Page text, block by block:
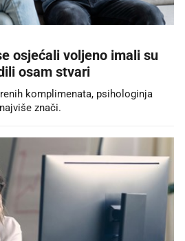
osjećali voljeno imali su
osam stvari
komplimenata, psihologinja
znači.